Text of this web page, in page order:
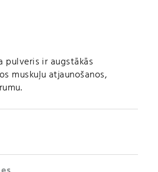
pulveris ir augstākās
muskuļu atjaunošanos,